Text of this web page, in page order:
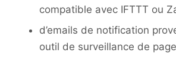
compatible avec IFTTT ou
d’emails de notification
outil de surveillance de